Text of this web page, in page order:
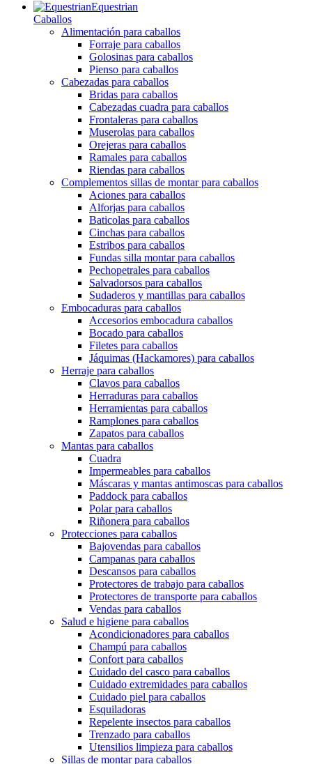
Equestrian
Caballos
Alimentación para caballos
Forraje para caballos
Golosinas para caballos
Pienso para caballos
Cabezadas para caballos
Bridas para caballos
Cabezadas cuadra para caballos
Frontaleras para caballos
Muserolas para caballos
Orejeras para caballos
Ramales para caballos
Riendas para caballos
Complementos sillas de montar para caballos
Aciones para caballos
Alforjas para caballos
Baticolas para caballos
Cinchas para caballos
Estribos para caballos
Fundas silla montar para caballos
Pechopetrales para caballos
Salvadorsos para caballos
Sudaderos y mantillas para caballos
Embocaduras para caballos
Accesorios embocadura caballos
Bocado para caballos
Filetes para caballos
Jáquimas (Hackamores) para caballos
Herraje para caballos
Clavos para caballos
Herraduras para caballos
Herramientas para caballos
Ramplones para caballos
Zapatos para caballos
Mantas para caballos
Cuadra
Impermeables para caballos
Máscaras y mantas antimoscas para caballos
Paddock para caballos
Polar para caballos
Riñonera para caballos
Protecciones para caballos
Bajovendas para caballos
Campanas para caballos
Descansos para caballos
Protectores de trabajo para caballos
Protectores de transporte para caballos
Vendas para caballos
Salud e higiene para caballos
Acondicionadores para caballos
Champú para caballos
Confort para caballos
Cuidado del casco para caballos
Cuidado extremidades para caballos
Cuidado piel para caballos
Esquiladoras
Repelente insectos para caballos
Trenzado para caballos
Utensilios limpieza para caballos
Sillas de montar para caballos